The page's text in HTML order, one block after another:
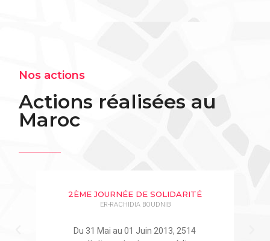
Nos actions
Actions réalisées au
Maroc
Du 31 Mai au 01 Juin 2013, 2514
2ÈME JOURNÉE DE SOLIDARITÉ
ER-RACHIDIA BOUDNIB